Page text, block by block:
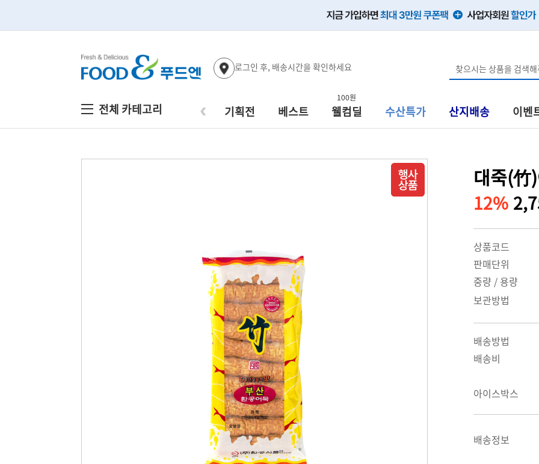
로그인 후, 배송시간을 확인하세요
전체 카테고리 ‹ 기획전 베스트
100원
웰컴딜 수산특가 산지배송 이벤
대죽(
12%
상품코드
판매단위
중량 / 용량
보관방법
배송방법
배송비
아이스박스
배송정보